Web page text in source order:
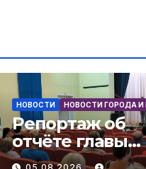
НОВОСТИ НОВОСТИ ГОРОДА И
Репортаж об
отчёте главы